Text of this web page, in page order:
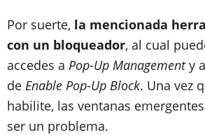
Por suerte, la mencionada
con un bloqueador, al cual
accedes a Pop-Up Managementy
de Enable Pop-Up Block. Una vez
habilite, las ventanas
ser un problema.